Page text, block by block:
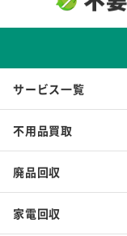
サービス一覧
不用品買取
廃品回収
家電回収